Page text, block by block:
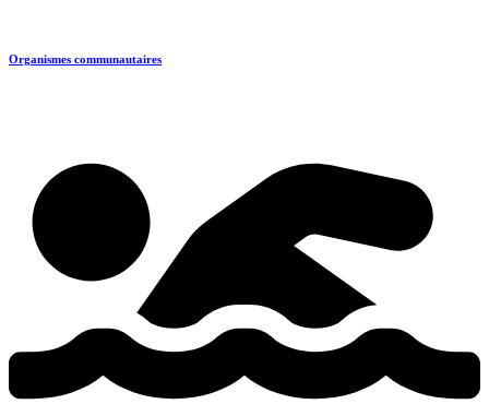
Organismes communautaires